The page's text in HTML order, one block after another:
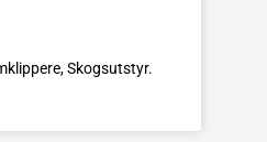
Skogsutstyr.